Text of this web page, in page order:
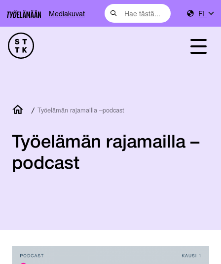
Mediakuvat FI
/ Työelämän rajamailla –podcast
Työelämän rajamailla –
podcast